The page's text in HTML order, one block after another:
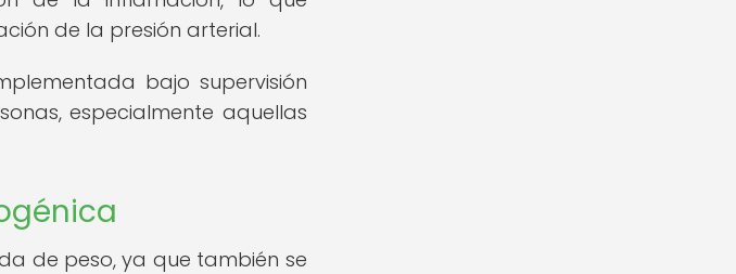
de la presión arterial.
bajo supervisión
especialmente aquellas
de peso, ya que también se